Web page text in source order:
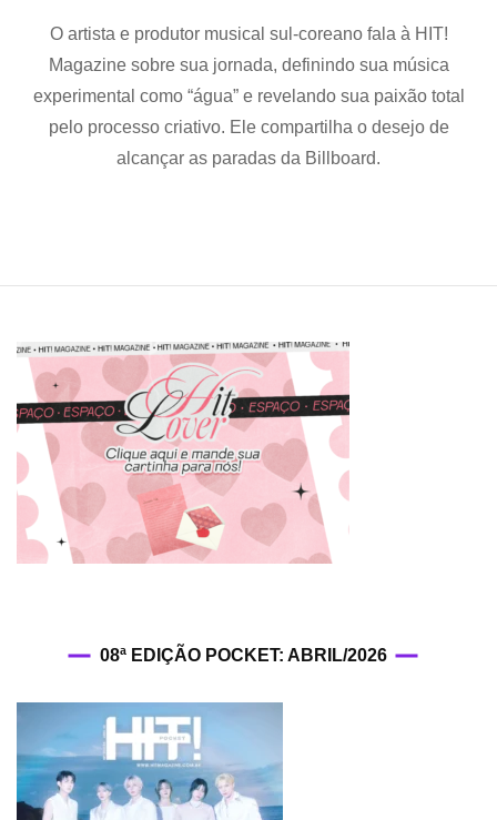
fluidez
de
artista
que
sentimentos
O artista e produtor musical sul-coreano fala à HIT!
Magazine sobre sua jornada, definindo sua música
experimental como “água” e revelando sua paixão total
pelo processo criativo. Ele compartilha o desejo de
alcançar as paradas da Billboard.
08ª EDIÇÃO POCKET: ABRIL/2026